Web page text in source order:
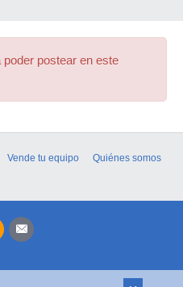
poder postear en este
Vende tu equipo
Quiénes somos